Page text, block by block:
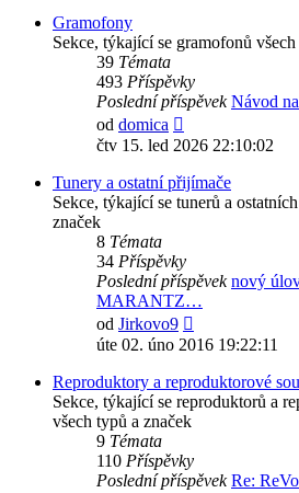
Gramofony
Sekce, týkající se gramofonů
39 Témata
493 Příspěvky
Poslední příspěvek Návod
od domica
poslední
čtv 15. led 2026 22:10:02
Tunery a ostatní přijímače
Sekce, týkající se tunerů a
značek
8 Témata
34 Příspěvky
Poslední příspěvek nový
MARANTZ…
od Jirkovo9
poslední
úte 02. úno 2016 19:22:11
Reproduktory a reproduktorové
Sekce, týkající se reproduktorů a
všech typů a značek
9 Témata
110 Příspěvky
Poslední příspěvek Re: